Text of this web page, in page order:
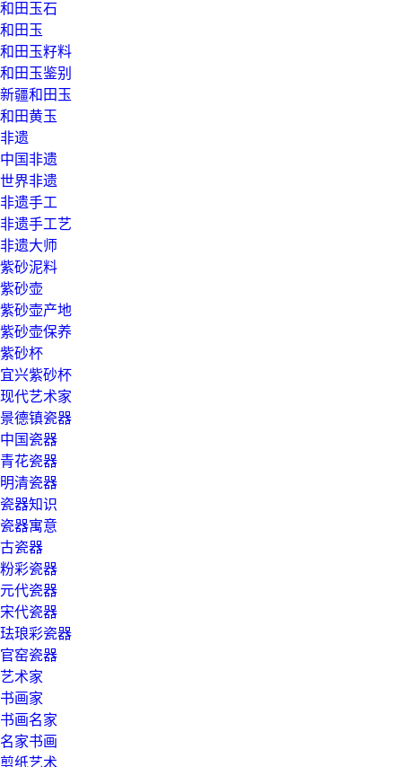
和田玉石
和田玉
和田玉籽料
和田玉鉴别
新疆和田玉
和田黄玉
非遗
中国非遗
世界非遗
非遗手工
非遗手工艺
非遗大师
紫砂泥料
紫砂壶
紫砂壶产地
紫砂壶保养
紫砂杯
宜兴紫砂杯
现代艺术家
景德镇瓷器
中国瓷器
青花瓷器
明清瓷器
瓷器知识
瓷器寓意
古瓷器
粉彩瓷器
元代瓷器
宋代瓷器
珐琅彩瓷器
官窑瓷器
艺术家
书画家
书画名家
名家书画
剪纸艺术